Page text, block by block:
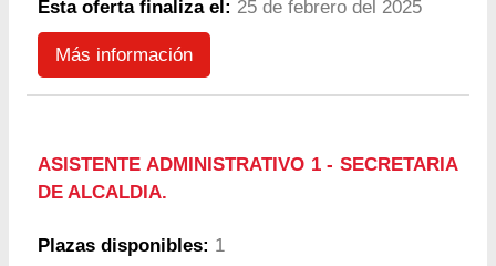
Esta oferta finaliza el: 25 de febrero del 2025
Más información
ASISTENTE ADMINISTRATIVO 1 - SECRETARIA
DE ALCALDIA.
Plazas disponibles: 1